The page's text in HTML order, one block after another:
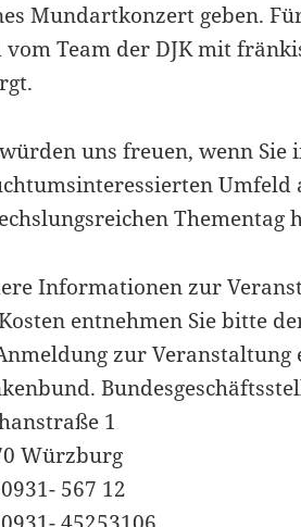
Mundartkonzert geben.
Team der DJK mit
uns freuen, wenn Sie
Umfeld
Thementag
Informationen zur
entnehmen Sie bitte
zur
1
Würzburg
567 12